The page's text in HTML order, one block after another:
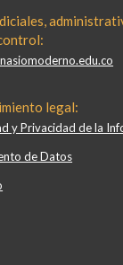
legal:
y Privacidad de la
de Datos